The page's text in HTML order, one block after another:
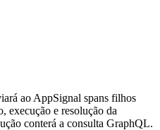
ao AppSignal spans filhos
execução e resolução da
conterá a consulta GraphQL.